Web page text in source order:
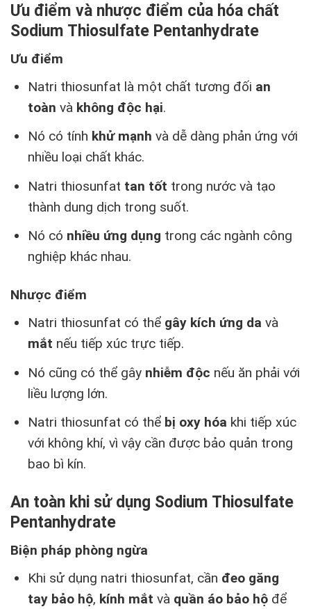
Ưu điểm và nhược điểm của hóa chất
Sodium Thiosulfate Pentanhydrate
Ưu điểm
Natri thiosunfat là một chất tương đối an
toàn và không độc hại.
Nó có tính khử mạnh và dễ dàng phản ứng với
nhiều loại chất khác.
Natri thiosunfat tan tốt trong nước và tạo
thành dung dịch trong suốt.
Nó có nhiều ứng dụng trong các ngành công
nghiệp khác nhau.
Nhược điểm
Natri thiosunfat có thể gây kích ứng da và
mắt nếu tiếp xúc trực tiếp.
Nó cũng có thể gây nhiễm độc nếu ăn phải với
liều lượng lớn.
Natri thiosunfat có thể bị oxy hóa khi tiếp xúc
với không khí, vì vậy cần được bảo quản trong
bao bì kín.
An toàn khi sử dụng Sodium Thiosulfate
Pentanhydrate
Biện pháp phòng ngừa
Khi sử dụng natri thiosunfat, cần đeo găng
tay bảo hộ, kính mắt và quần áo bảo hộđể